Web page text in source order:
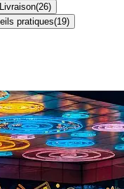
Livraison(26)
pratiques(19)